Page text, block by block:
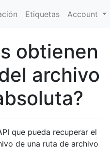
Etiquetas Account
obtienen
archivo
que pueda recuperar el
de una ruta de archivo